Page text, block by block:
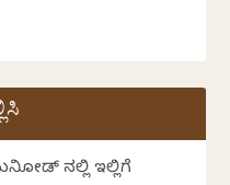
ನಲ್ಲಿ ಇಲ್ಲಿಗೆ